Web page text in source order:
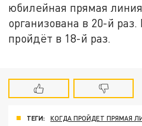
юбилейная прямая
организована в 20-й
пройдёт в 18-й раз.
ТЕГИ:
КОГДА ПРОЙДЕТ ПРЯМАЯ